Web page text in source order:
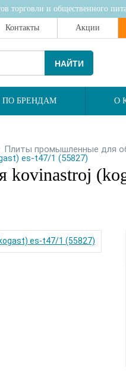
торговли и общественного
Контакты Акции
НАЙТИ
ПО БРЕНДАМ О
Плиты промышленные для
es-t47/1 (55827)
kovinastroj